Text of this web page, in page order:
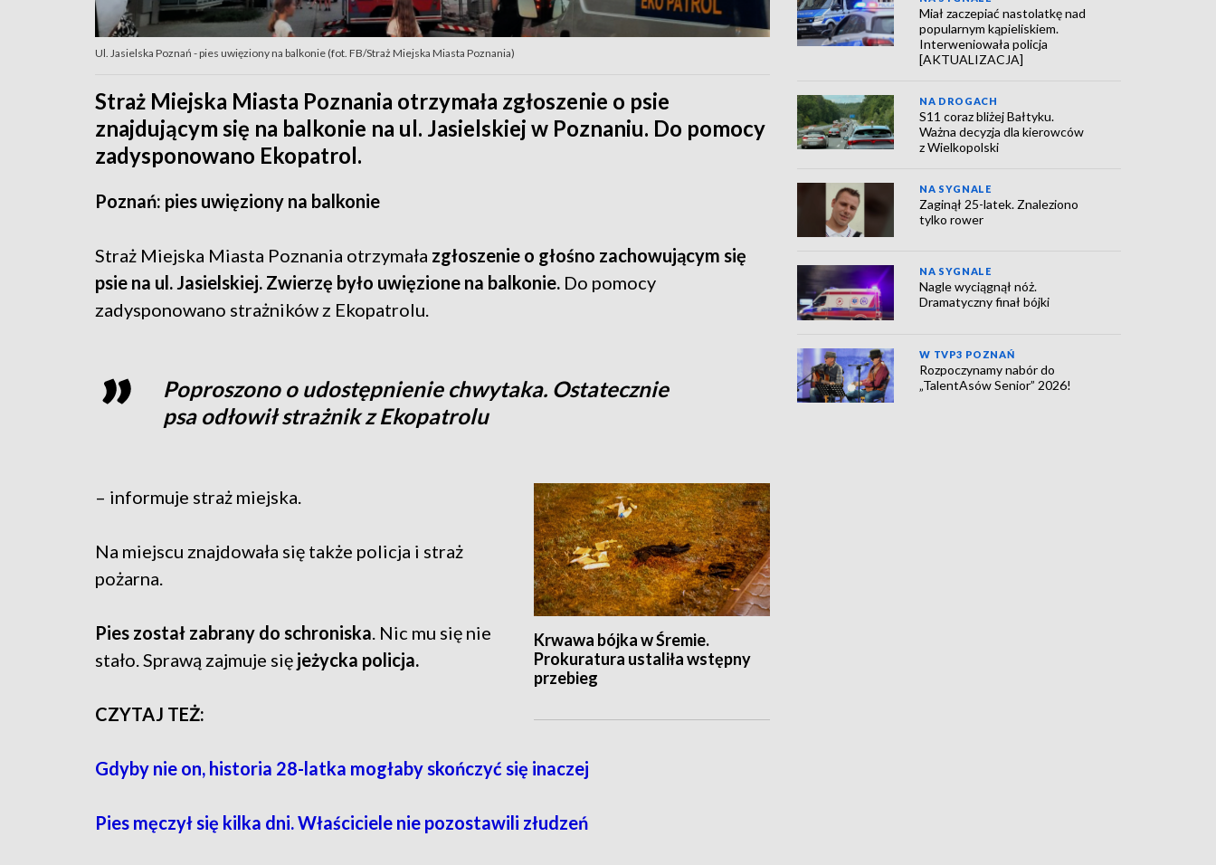
Ul. Jasielska Poznań - pies uwięziony na balkonie (fot. FB/Straż Miejska Miasta Poznania)
Straż Miejska Miasta Poznania otrzymała zgłoszenie o psie
znajdującym się na balkonie na ul. Jasielskiej w Poznaniu. Do pomocy
zadysponowano Ekopatrol.
Poznań: pies uwięziony na balkonie
Straż Miejska Miasta Poznania otrzymała zgłoszenie o głośno zachowującym się
psie na ul. Jasielskiej. Zwierzę było uwięzione na balkonie. Do pomocy
zadysponowano strażników z Ekopatrolu.
Poproszono o udostępnienie chwytaka. Ostatecznie
psa odłowił strażnik z Ekopatrolu
Krwawa bójka w Śremie.
Prokuratura ustaliła wstępny
przebieg
– informuje straż miejska.
Na miejscu znajdowała się także policja i straż
pożarna.
Pies został zabrany do schroniska. Nic mu się nie
stało. Sprawą zajmuje się jeżycka policja.
CZYTAJ TEŻ:
Gdyby nie on, historia 28-latka mogłaby skończyć się inaczej
Pies męczył się kilka dni. Właściciele nie pozostawili złudzeń
Miał zaczepiać nastolatkę nad
popularnym kąpieliskiem.
Interweniowała policja
[AKTUALIZACJA]
NA DROGACH
S11 coraz bliżej Bałtyku.
Ważna decyzja dla kierowców
z Wielkopolski
NA SYGNALE
Zaginął 25-latek. Znaleziono
tylko rower
NA SYGNALE
Nagle wyciągnął nóż.
Dramatyczny finał bójki
W TVP3 POZNAŃ
Rozpoczynamy nabór do
„TalentAsów Senior” 2026!